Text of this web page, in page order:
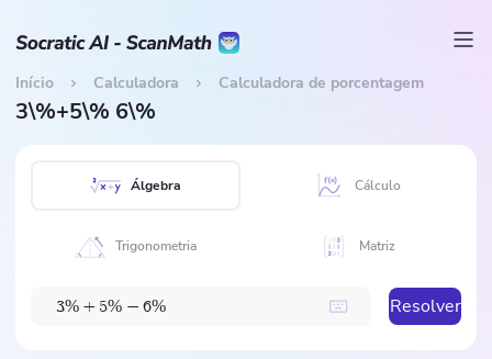
Início Calculadora Calculadora de porcentagem
3\%+5\% 6\%
Álgebra Cálculo
Trigonometria Matriz
3% + 5% − 6% Resolver